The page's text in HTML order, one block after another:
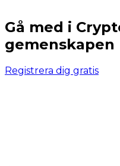
Gå med i
gemenskapen
Registrera dig gratis